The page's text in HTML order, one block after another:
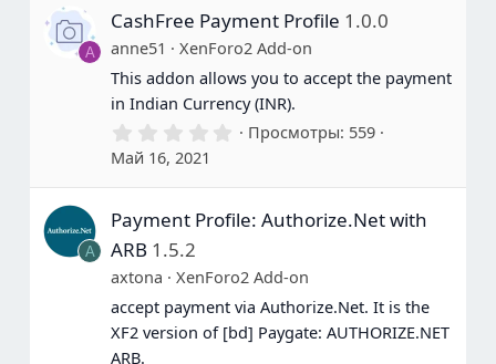
в
з
д
ы
A
CashFree Payment Profile 1.0.0
anne51
XenForo2 Add-on
This addon allows you to accept the payment
in Indian Currency (INR).
0
0
в
д
ы
Просмотры 559
Май 16, 2021
A
Payment Profile: Authorize.Net with
ARB 1.5.2
axtona
XenForo2 Add-on
accept payment via Authorize.Net. It is the
XF2 version of [bd] Paygate: AUTHORIZE.NET
ARB.